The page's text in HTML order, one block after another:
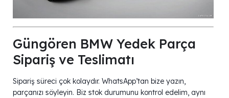
Güngören BMW Yedek Parça
Sipariş ve Teslimatı
Sipariş süreci çok kolaydır. WhatsApp’tan bize yazın,
parçanızı söyleyin. Biz stok durumunu kontrol edelim, aynı